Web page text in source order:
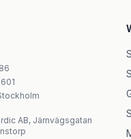
In Gel - 100ml
For Children 30ml
extrakt 120 kapslar
Extract - 320 mg, 90
AB, Järnvägsgatan